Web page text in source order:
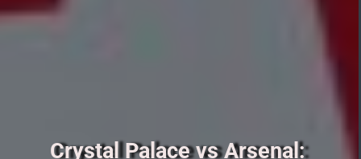
Crystal Palace vs Arsenal: